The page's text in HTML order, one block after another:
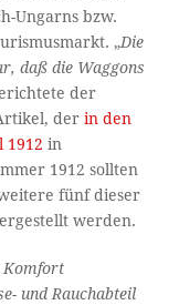
Ungarns bzw.
„Die
daß die Waggons
der
derin den
1912 in
1912 sollten
fünf dieser
werden.
Komfort
und Rauchabteil